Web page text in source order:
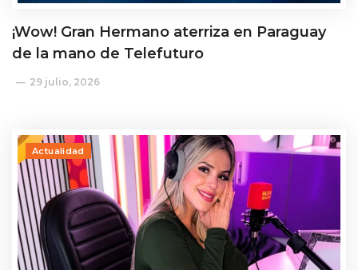
¡Wow! Gran Hermano aterriza en Paraguay
de la mano de Telefuturo
29 julio, 2026
Actualidad